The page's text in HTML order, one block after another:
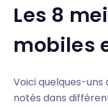
Les 8
mobiles
Voici quelques-uns
notés dans